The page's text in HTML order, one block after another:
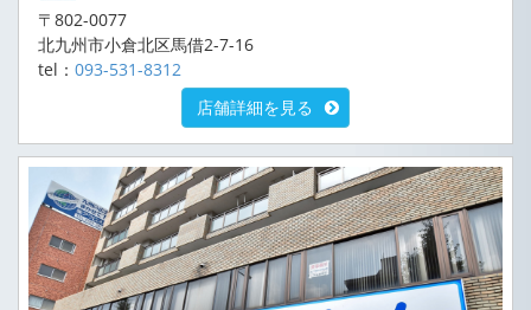
〒802-0077
北九州市小倉北区馬借2-7-16
tel： 093-531-8312
店舗詳細を見る